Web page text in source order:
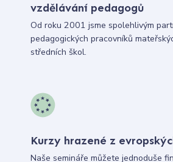
vzdělávání pedagogů
Od roku 2001 jsme spolehlivým
pedagogických pracovníků
středních škol.
Kurzy hrazené z
Naše semináře můžete jednoduše